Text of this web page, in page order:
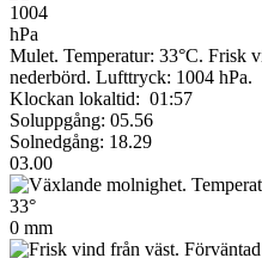
1004
hPa
Mulet. Temperatur: 33°C. Frisk
nederbörd. Lufttryck: 1004 hPa.
Klockan lokaltid: 01:57
Soluppgång: 05.56
Solnedgång: 18.29
03.00
33°
0 mm